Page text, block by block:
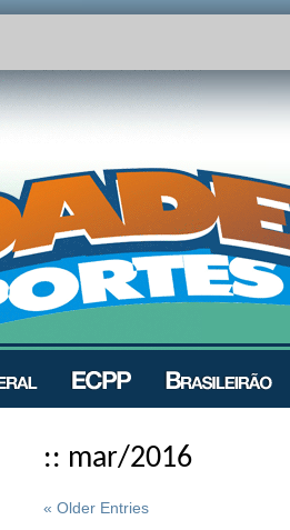
:: mar/2016
« Older Entries